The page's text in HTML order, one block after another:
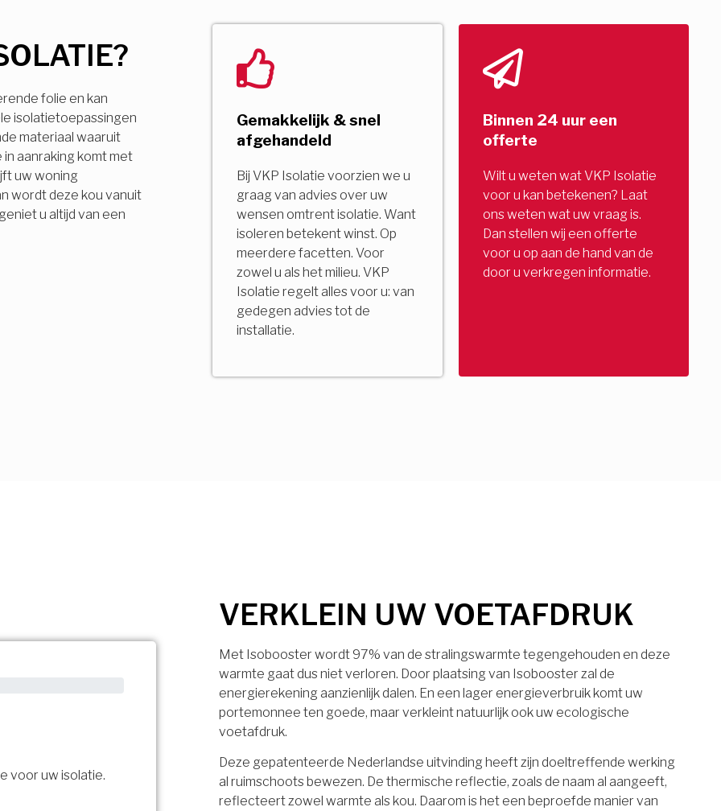
folie en kan
isolatietoepassingen
materiaal waaruit
aanraking komt met
uw woning
wordt deze kou vanuit
u altijd van een
Gemakkelijk & snel
afgehandeld
Bij VKP Isolatie voorzien we u
graag van advies over uw
wensen omtrent isolatie. Want
isoleren betekent winst. Op
meerdere facetten. Voor
zowel u als het milieu. VKP
Isolatie regelt alles voor u: van
gedegen advies tot de
installatie.
Binnen 24 uur een
offerte
Wilt u weten wat VKP Isolatie
voor u kan betekenen? Laat
ons weten wat uw vraag is.
Dan stellen wij een offerte
voor u op aan de hand van de
door u verkregen informatie.
voor uw isolatie.
VERKLEIN UW VOETAFDRUK
Met Isobooster wordt 97% van de stralingswarmte tegengehouden en deze
warmte gaat dus niet verloren. Door plaatsing van Isobooster zal de
energierekening aanzienlijk dalen. En een lager energieverbruik komt uw
portemonnee ten goede, maar verkleint natuurlijk ook uw ecologische
voetafdruk.
Deze gepatenteerde Nederlandse uitvinding heeft zijn doeltreffende werking
al ruimschoots bewezen. De thermische reflectie, zoals de naam al aangeeft,
reflecteert zowel warmte als kou. Daarom is het een beproefde manier van